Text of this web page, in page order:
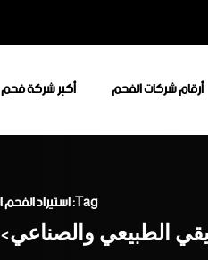
أكبر شركة فحم أرقام شركات الفحم
Tag: استيراد الفحم الكولمبي
الطبيعي والصناعي>